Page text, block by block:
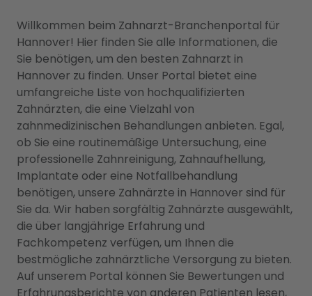
Willkommen beim Zahnarzt-Branchenportal für
Hannover! Hier finden Sie alle Informationen, die
Sie benötigen, um den besten Zahnarzt in
Hannover zu finden. Unser Portal bietet eine
umfangreiche Liste von hochqualifizierten
Zahnärzten, die eine Vielzahl von
zahnmedizinischen Behandlungen anbieten. Egal,
ob Sie eine routinemäßige Untersuchung, eine
professionelle Zahnreinigung, Zahnaufhellung,
Implantate oder eine Notfallbehandlung
benötigen, unsere Zahnärzte in Hannover sind für
Sie da. Wir haben sorgfältig Zahnärzte ausgewählt,
die über langjährige Erfahrung und
Fachkompetenz verfügen, um Ihnen die
bestmögliche zahnärztliche Versorgung zu bieten.
Auf unserem Portal können Sie Bewertungen und